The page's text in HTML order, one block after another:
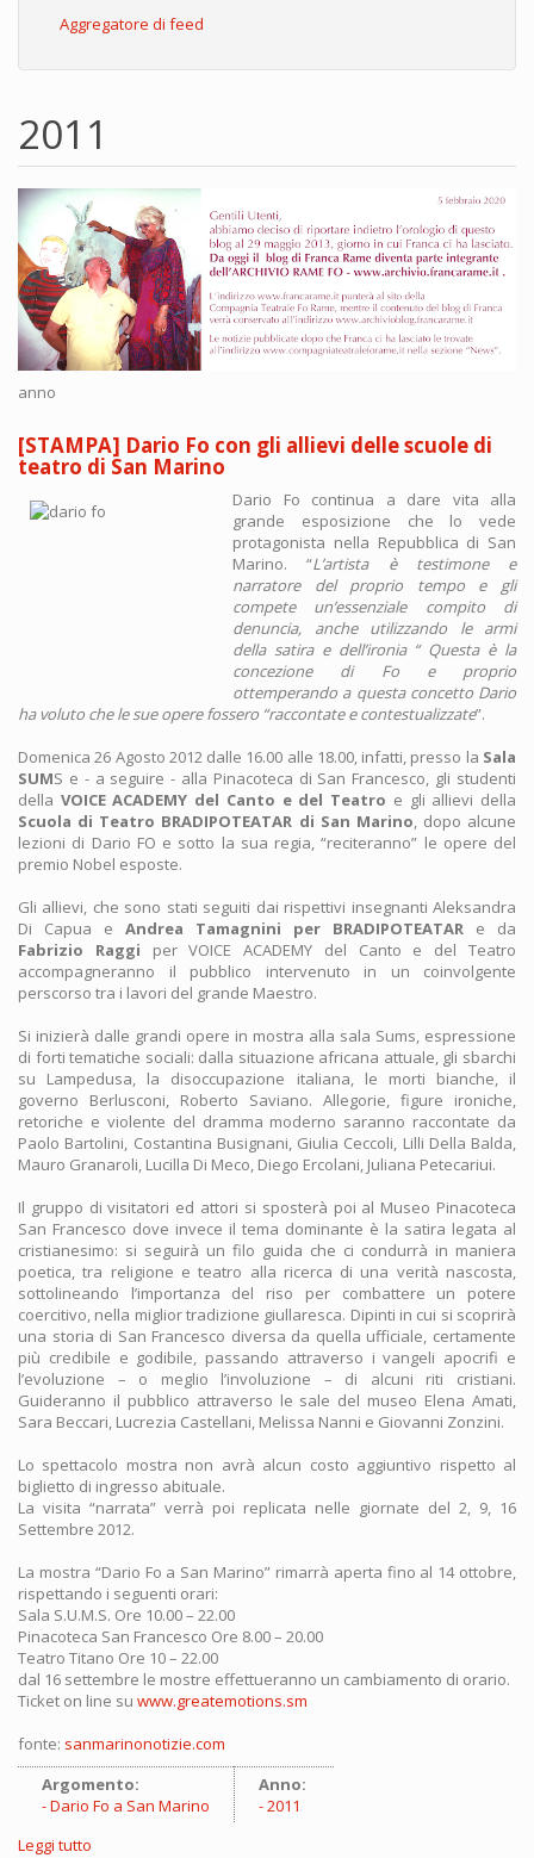
Aggregatore di feed
2011
anno
[STAMPA] Dario Fo con gli allievi delle scuole di
teatro di San Marino
Dario Fo continua a dare vita alla
grande esposizione che lo vede
protagonista nella Repubblica di San
Marino. “L’artista è testimone e
narratore del proprio tempo e gli
compete un’essenziale compito di
denuncia, anche utilizzando le armi
della satira e dell’ironia “ Questa è la
concezione di Fo e proprio
ottemperando a questa concetto Dario
ha voluto che le sue opere fossero “raccontate e contestualizzate”.
Domenica 26 Agosto 2012 dalle 16.00 alle 18.00, infatti, presso la Sala
SUMS e - a seguire - alla Pinacoteca di San Francesco, gli studenti
della VOICE ACADEMY del Canto e del Teatro e gli allievi della
Scuola di Teatro BRADIPOTEATAR di San Marino, dopo alcune
lezioni di Dario FO e sotto la sua regia, “reciteranno” le opere del
premio Nobel esposte.
Gli allievi, che sono stati seguiti dai rispettivi insegnanti Aleksandra
Di Capua e Andrea Tamagnini per BRADIPOTEATAR e da
Fabrizio Raggi per VOICE ACADEMY del Canto e del Teatro
accompagneranno il pubblico intervenuto in un coinvolgente
perscorso tra i lavori del grande Maestro.
Si inizierà dalle grandi opere in mostra alla sala Sums, espressione
di forti tematiche sociali: dalla situazione africana attuale, gli sbarchi
su Lampedusa, la disoccupazione italiana, le morti bianche, il
governo Berlusconi, Roberto Saviano. Allegorie, figure ironiche,
retoriche e violente del dramma moderno saranno raccontate da
Paolo Bartolini, Costantina Busignani, Giulia Ceccoli, Lilli Della Balda,
Mauro Granaroli, Lucilla Di Meco, Diego Ercolani, Juliana Petecariui.
Il gruppo di visitatori ed attori si sposterà poi al Museo Pinacoteca
San Francesco dove invece il tema dominante è la satira legata al
cristianesimo: si seguirà un filo guida che ci condurrà in maniera
poetica, tra religione e teatro alla ricerca di una verità nascosta,
sottolineando l’importanza del riso per combattere un potere
coercitivo, nella miglior tradizione giullaresca. Dipinti in cui si scoprirà
una storia di San Francesco diversa da quella ufficiale, certamente
più credibile e godibile, passando attraverso i vangeli apocrifi e
l’evoluzione – o meglio l’involuzione – di alcuni riti cristiani.
Guideranno il pubblico attraverso le sale del museo Elena Amati,
Sara Beccari, Lucrezia Castellani, Melissa Nanni e Giovanni Zonzini.
Lo spettacolo mostra non avrà alcun costo aggiuntivo rispetto al
biglietto di ingresso abituale.
La visita “narrata” verrà poi replicata nelle giornate del 2, 9, 16
Settembre 2012.
La mostra “Dario Fo a San Marino” rimarrà aperta fino al 14 ottobre,
rispettando i seguenti orari:
Sala S.U.M.S. Ore 10.00 – 22.00
Pinacoteca San Francesco Ore 8.00 – 20.00
Teatro Titano Ore 10 – 22.00
dal 16 settembre le mostre effettueranno un cambiamento di orario.
Ticket on line su www.greatemotions.sm
fonte: sanmarinonotizie.com
Argomento:
Dario Fo a San Marino
Anno:
2011
Leggi tutto